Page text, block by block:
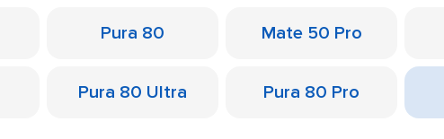
Pura 80 Mate 50 Pro
Pura 80 Ultra Pura 80 Pro